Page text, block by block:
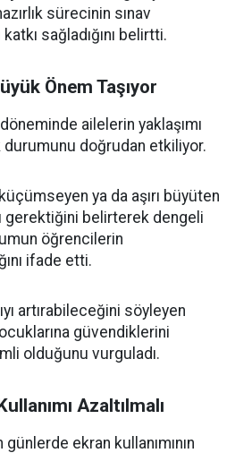
sürecinin sınav
sağladığını belirtti.
Önem Taşıyor
ailelerin yaklaşımı
doğrudan etkiliyor.
ya da aşırı büyüten
gerektiğini belirterek dengeli
öğrencilerin
ifade etti.
artırabileceğini söyleyen
güvendiklerini
olduğunu vurguladı.
Azaltılmalı
ekran kullanımının